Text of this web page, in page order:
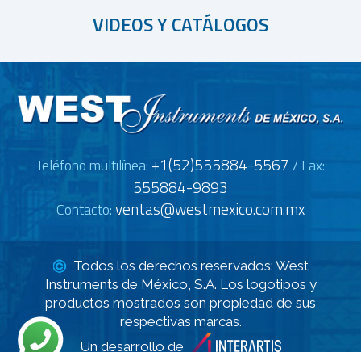
VIDEOS Y CATÁLOGOS
Teléfono multilínea: +1(52)555884-5567 / Fax:
555884-9893
Contacto:ventas@westmexico.com.mx
Todos los derechos reservados: West
Instruments de México, S.A. Los logotipos y
productos mostrados son propiedad de sus
respectivas marcas.
Un desarrollo de